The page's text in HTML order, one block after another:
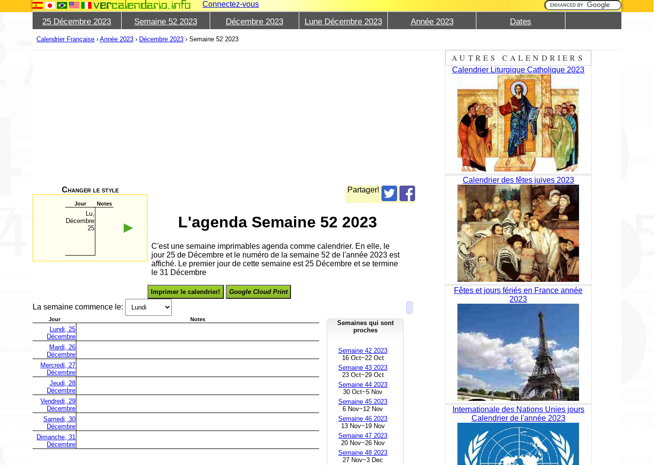
Connectez-vous
25 Décembre 2023 Semaine 52 2023 Décembre 2023 Lune Décembre 2023 Année 2023 Dates
Calendrier Française ›Année 2023 › Décembre 2023 ›Semaine 52 2023
Partager!
Changer le style
Jour Notes
Lu,
Décembre
25
► L'agenda Semaine 52 2023
C'est une semaine imprimables agenda comme calendrier. En elle, le
jour 25 de Décembre et le numéro de la semaine 52 de l'année 2023 est
affiché. Le premier jour de cette semaine est 25 Décembre et se termine
le 31 Décembre
Imprimer le calendrier! Google Cloud Print
La semaine commence le:
Jour Notes
Lundi, 25
Décembre
Mardi, 26
Décembre
Mercredi, 27
Décembre
Jeudi, 28
Décembre
Vendredi, 29
Décembre
Samedi, 30
Décembre
Dimanche, 31
Décembre
Semaines qui sont
proches
Semaine 42 2023
16 Oct~22 Oct
Semaine 43 2023
23 Oct~29 Oct
Semaine 44 2023
30 Oct~5 Nov
Semaine 45 2023
6 Nov~12 Nov
Semaine 46 2023
13 Nov~19 Nov
Semaine 47 2023
20 Nov~26 Nov
Semaine 48 2023
27 Nov~3 Dec
AUTRES CALENDRIERS
Calendrier Liturgique Catholique 2023
Calendrier des fêtes juives 2023
Fêtes et jours fériés en France année
2023
Internationale des Nations Unies jours
Calendrier de l'année 2023